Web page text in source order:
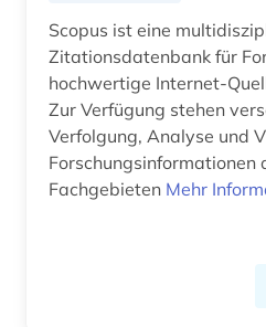
sprachwissenschaft (1)
statistik (1)
suchmaschine (2)
südkorea (1)
Scopus ist eine
Zitationsdatenbank für
hochwertige Internet-
Zur Verfügung stehen
Verfolgung, Analyse und
Forschungsinformationen
Fachgebieten Mehr